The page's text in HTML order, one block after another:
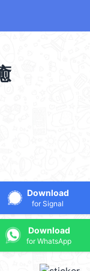
Download
for Signal
Download
for WhatsApp